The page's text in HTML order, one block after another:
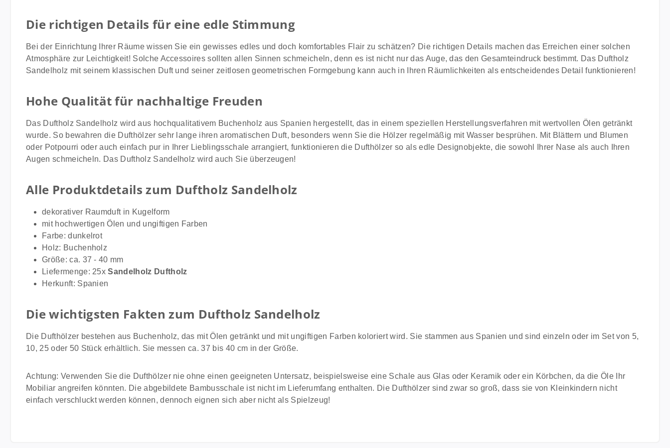
Die richtigen Details für eine edle Stimmung
Bei der Einrichtung Ihrer Räume wissen Sie ein gewisses edles und doch komfortables Flair zu schätzen? Die richtigen Details machen das Erreichen einer solchen
Atmosphäre zur Leichtigkeit! Solche Accessoires sollten allen Sinnen schmeicheln, denn es ist nicht nur das Auge, das den Gesamteindruck bestimmt. Das Duftholz
Sandelholz mit seinem klassischen Duft und seiner zeitlosen geometrischen Formgebung kann auch in Ihren Räumlichkeiten als entscheidendes Detail funktionieren!
Hohe Qualität für nachhaltige Freuden
Das Duftholz Sandelholz wird aus hochqualitativem Buchenholz aus Spanien hergestellt, das in einem speziellen Herstellungsverfahren mit wertvollen Ölen getränkt
wurde. So bewahren die Dufthölzer sehr lange ihren aromatischen Duft, besonders wenn Sie die Hölzer regelmäßig mit Wasser besprühen. Mit Blättern und Blumen
oder Potpourri oder auch einfach pur in Ihrer Lieblingsschale arrangiert, funktionieren die Dufthölzer so als edle Designobjekte, die sowohl Ihrer Nase als auch Ihren
Augen schmeicheln. Das Duftholz Sandelholz wird auch Sie überzeugen!
Alle Produktdetails zum Duftholz Sandelholz
dekorativer Raumduft in Kugelform
mit hochwertigen Ölen und ungiftigen Farben
Farbe: dunkelrot
Holz: Buchenholz
Größe: ca. 37 - 40 mm
Liefermenge: 25xSandelholz Duftholz
Herkunft: Spanien
Die wichtigsten Fakten zum Duftholz Sandelholz
Die Dufthölzer bestehen aus Buchenholz, das mit Ölen getränkt und mit ungiftigen Farben koloriert wird. Sie stammen aus Spanien und sind einzeln oder im Set von 5,
10, 25 oder 50 Stück erhältlich. Sie messen ca. 37 bis 40 cm in der Größe.
Achtung: Verwenden Sie die Dufthölzer nie ohne einen geeigneten Untersatz, beispielsweise eine Schale aus Glas oder Keramik oder ein Körbchen, da die Öle Ihr
Mobiliar angreifen könnten. Die abgebildete Bambusschale ist nicht im Lieferumfang enthalten. Die Dufthölzer sind zwar so groß, dass sie von Kleinkindern nicht
einfach verschluckt werden können, dennoch eignen sich aber nicht als Spielzeug!